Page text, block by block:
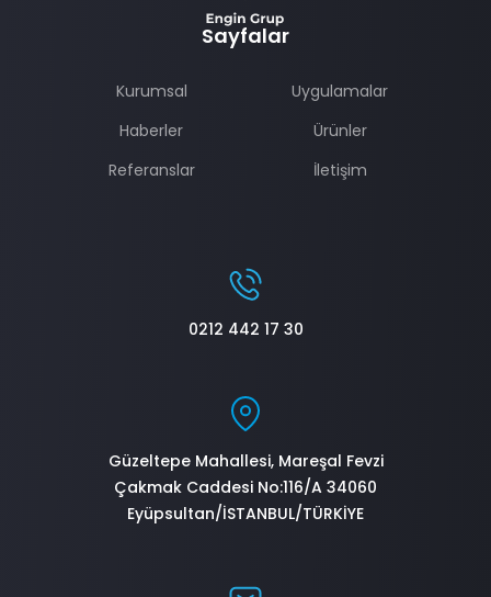
Sayfalar
Kurumsal
Uygulamalar
Haberler
Ürünler
Referanslar
İletişim
0212 442 17 30
Güzeltepe Mahallesi, Mareşal Fevzi
Çakmak Caddesi No:116/A 34060
Eyüpsultan/İSTANBUL/TÜRKİYE